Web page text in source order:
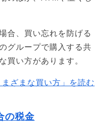
合、買い忘れを防げる
グループで購入する共
買い方があります。
まざまな買い方」を読む
の税金